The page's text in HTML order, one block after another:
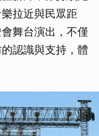
拉近與民眾距
舞台演出，不僅
認識與支持，體